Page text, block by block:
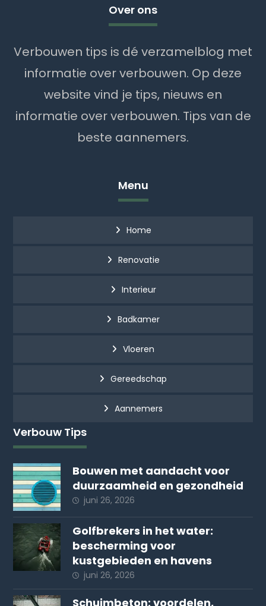
Over ons
Verbouwen tips is dé verzamelblog met
informatie over verbouwen. Op deze
website vind je tips, nieuws en
informatie over verbouwen. Tips van de
beste aannemers.
Menu
Home
Renovatie
Interieur
Badkamer
Vloeren
Gereedschap
Aannemers
Verbouw Tips
Bouwen met aandacht voor
duurzaamheid en gezondheid
juni 26, 2026
Golfbrekers in het water:
bescherming voor
kustgebieden en havens
juni 26, 2026
Schuimbeton: voordelen,